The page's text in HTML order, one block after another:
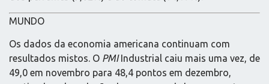
MUNDO
Os dados da economia americana continuam com
resultados mistos. O PMIIndustrial caiu mais uma vez, de
49,0 em novembro para 48,4 pontos em dezembro,